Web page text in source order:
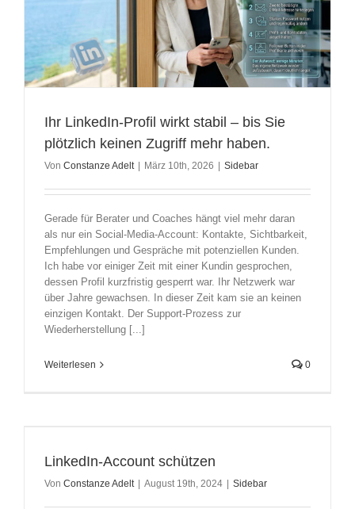
Ihr LinkedIn-Profil wirkt stabil – bis Sie
plötzlich keinen Zugriff mehr haben.
Von Constanze Adelt März 10th, 2026 Sidebar
Gerade für Berater und Coaches hängt viel mehr daran
als nur ein Social-Media-Account: Kontakte, Sichtbarkeit,
Empfehlungen und Gespräche mit potenziellen Kunden.
Ich habe vor einiger Zeit mit einer Kundin gesprochen,
dessen Profil kurzfristig gesperrt war. Ihr Netzwerk war
über Jahre gewachsen. In dieser Zeit kam sie an keinen
einzigen Kontakt. Der Support-Prozess zur
Wiederherstellung [...]
Weiterlesen 0
LinkedIn-Account schützen
Von Constanze Adelt August 19th, 2024 Sidebar